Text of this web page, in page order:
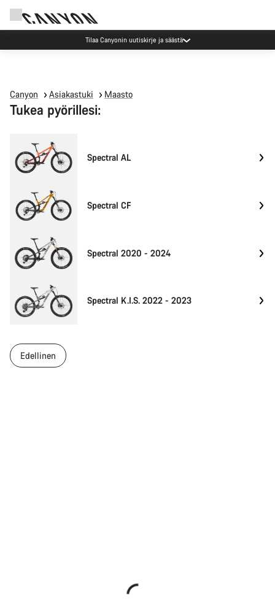
Tilaa Canyonin uutiskirje ja säästä
Canyon Asiakastuki Maasto
Tukea pyörillesi:
Spectral AL
Spectral CF
Spectral 2020 - 2024
Spectral K.I.S. 2022 - 2023
Edellinen